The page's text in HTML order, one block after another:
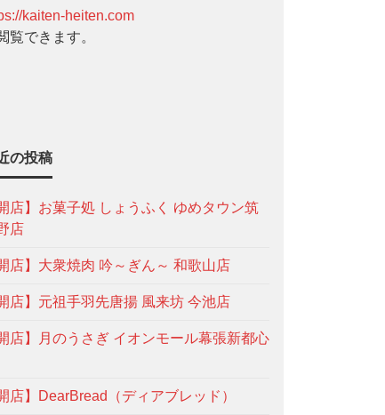
kaiten-heiten.com
覧できます。
の投稿
開店】お菓子処 しょうふく ゆめタウン筑
店
開店】大衆焼肉 吟～ぎん～ 和歌山店
開店】元祖手羽先唐揚 風来坊 今池店
開店】月のうさぎ イオンモール幕張新都心
店】DearBread（ディアブレッド）